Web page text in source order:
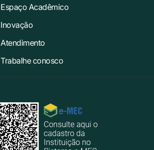
Espaço Acadêmico
Inovação
Atendimento
Trabalhe conosco